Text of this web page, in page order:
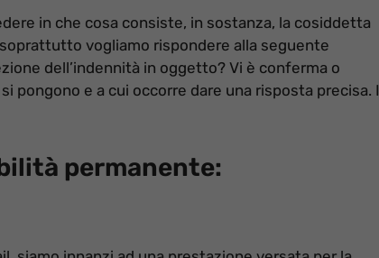
in che cosa consiste, in sostanza, la cosiddetta
vogliamo rispondere alla seguente
dell’indennità in oggetto? Vi è conferma o
pongono e a cui occorre dare una risposta precisa. I
permanente: